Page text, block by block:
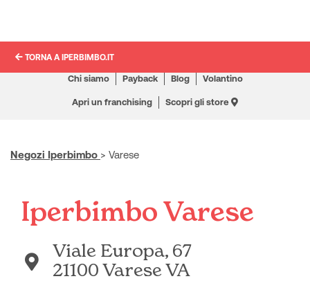
TORNA A IPERBIMBO.IT
Chi siamo Payback Blog Volantino
Apri un franchising Scopri gli store
Negozi Iperbimbo > Varese
Iperbimbo Varese
Viale Europa, 67
21100 Varese VA